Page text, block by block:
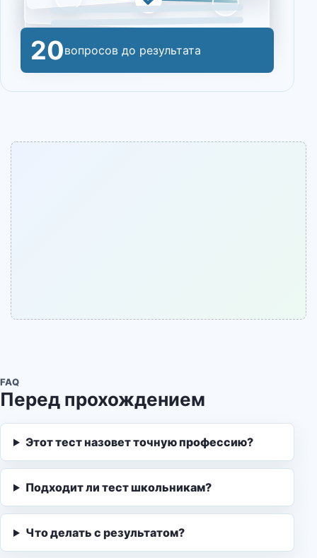
20вопросов до результата
FAQ
Перед прохождением
Этот тест назовет точную профессию?
Подходит ли тест школьникам?
Что делать с результатом?